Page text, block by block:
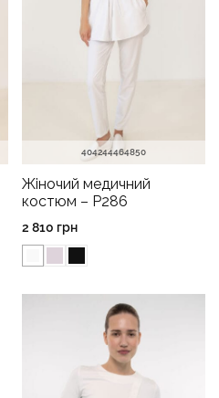
404244464850
Жіночий медичний
костюм – P286
2 810 грн